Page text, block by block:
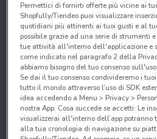
Permettici di fornirti offerte più vicine ai
Shopfully/Tiendeo puoi visualizzare
quotidiani più attinenti ai tuoi gusti e al
possibile grazie ad una serie di strumenti
tue attività all'interno dell'applicazione e
come indicato nel paragrafo 2 della
abbiamo bisogno del tuo consenso
Se dai il tuo consenso condivideremo i
tutto il mondo attraverso l’uso di SDK
idea accedendo a Menu > Privacy >
nostra App. Cosa succede se accetti: Le
visualizzerai all'interno dell’app
alla tua cronologia di navigazione su